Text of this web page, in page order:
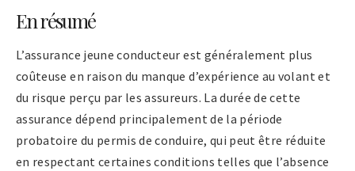
En résumé
L’assurance jeune conducteur est généralement plus
coûteuse en raison du manque d’expérience au volant et
du risque perçu par les assureurs. La durée de cette
assurance dépend principalement de la période
probatoire du permis de conduire, qui peut être réduite
en respectant certaines conditions telles que l’absence